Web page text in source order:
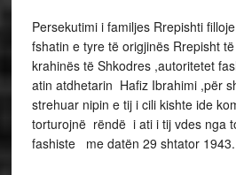
Persekutimi i familjes Rrepishti
fshatin e tyre të origjinës Rrepisht
krahinës të Shkodres ,autoritetet
atin atdhetarin Hafiz Ibrahimi ,për
strehuar nipin e tij i cili kishte ide
torturojnë rëndë i ati i tij vdes nga
fashiste me datën 29 shtator 1943.